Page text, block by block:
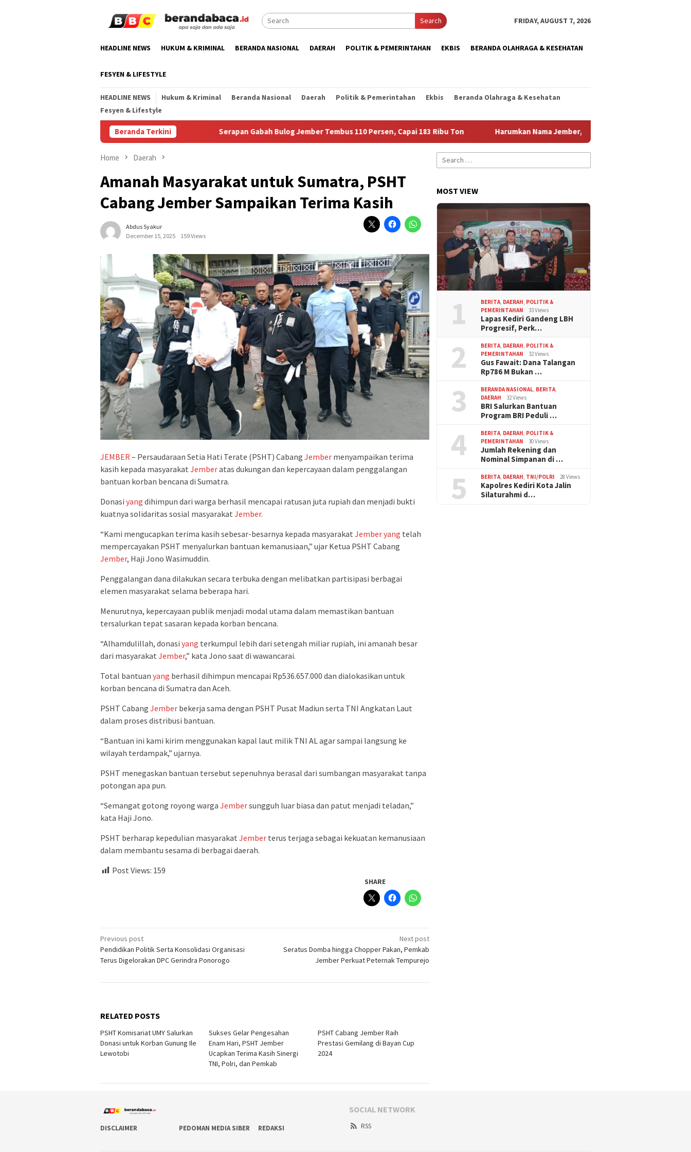
Search FRIDAY, AUGUST 7, 2026
HEADLINE NEWS HUKUM & KRIMINAL BERANDA NASIONAL DAERAH POLITIK & PEMERINTAHAN EKBIS BERANDA OLAHRAGA & KESEHATAN
FESYEN & LIFESTYLE
HEADLINE NEWS Hukum & Kriminal Beranda Nasional Daerah Politik & Pemerintahan Ekbis
Beranda Olahraga & Kesehatan
Fesyen & Lifestyle
Beranda Terkini Serapan Gabah Bulog Jember Tembus 110 Persen, Capai 183 Ribu Ton Harumkan Nama Jember, Diani Siap Jalani Seleksi Paskib Tingkat
Home Daerah
Amanah Masyarakat untuk Sumatra, PSHT
Cabang Jember Sampaikan Terima Kasih
Abdus Syakur
December 15, 2025
159 Views
JEMBER – Persaudaraan Setia Hati Terate (PSHT) Cabang Jember menyampaikan terima
kasih kepada masyarakat Jemberatas dukungan dan kepercayaan dalam penggalangan
bantuan korban bencana di Sumatra.
Donasi yang dihimpun dari warga berhasil mencapai ratusan juta rupiah dan menjadi bukti
kuatnya solidaritas sosial masyarakat Jember.
“Kami mengucapkan terima kasih sebesar-besarnya kepada masyarakat Jemberyang telah
mempercayakan PSHT menyalurkan bantuan kemanusiaan,” ujar Ketua PSHT Cabang
Jember, Haji Jono Wasimuddin.
Penggalangan dana dilakukan secara terbuka dengan melibatkan partisipasi berbagai
elemen masyarakat selama beberapa hari.
Menurutnya, kepercayaan publik menjadi modal utama dalam memastikan bantuan
tersalurkan tepat sasaran kepada korban bencana.
“Alhamdulillah, donasi yang terkumpul lebih dari setengah miliar rupiah, ini amanah besar
dari masyarakat Jember,” kata Jono saat di wawancarai.
Total bantuan yang berhasil dihimpun mencapai Rp536.657.000 dan dialokasikan untuk
korban bencana di Sumatra dan Aceh.
PSHT Cabang Jember bekerja sama dengan PSHT Pusat Madiun serta TNI Angkatan Laut
dalam proses distribusi bantuan.
“Bantuan ini kami kirim menggunakan kapal laut milik TNI AL agar sampai langsung ke
wilayah terdampak,” ujarnya.
PSHT menegaskan bantuan tersebut sepenuhnya berasal dari sumbangan masyarakat tanpa
potongan apa pun.
“Semangat gotong royong warga Jembersungguh luar biasa dan patut menjadi teladan,”
kata Haji Jono.
PSHT berharap kepedulian masyarakat Jember terus terjaga sebagai kekuatan kemanusiaan
dalam membantu sesama di berbagai daerah.
Post Views: 159
SHARE
Post
navigation
Previous post
Pendidikan Politik Serta Konsolidasi Organisasi
Terus Digelorakan DPC Gerindra Ponorogo
Next post
Seratus Domba hingga Chopper Pakan, Pemkab
Jember Perkuat Peternak Tempurejo
RELATED POSTS
PSHT Komisariat UMY Salurkan
Donasi untuk Korban Gunung Ile
Lewotobi
Sukses Gelar Pengesahan
Enam Hari, PSHT Jember
Ucapkan Terima Kasih Sinergi
TNI, Polri, dan Pemkab
PSHT Cabang Jember Raih
Prestasi Gemilang di Bayan Cup
2024
Search
for:
MOST VIEW
1 BERITA DAERAH POLITIK &
PEMERINTAHAN
33 Views
Lapas Kediri Gandeng LBH
Progresif, Perk…
2 BERITA DAERAH POLITIK &
PEMERINTAHAN
32 Views
Gus Fawait: Dana Talangan
Rp786 M Bukan …
3 BERANDA NASIONAL BERITA
DAERAH
32 Views
BRI Salurkan Bantuan
Program BRI Peduli …
4 BERITA DAERAH POLITIK &
PEMERINTAHAN
30 Views
Jumlah Rekening dan
Nominal Simpanan di …
5 BERITA DAERAH TNI/POLRI 28 Views
Kapolres Kediri Kota Jalin
Silaturahmi d…
DISCLAIMER PEDOMAN MEDIA SIBER REDAKSI
SOCIAL NETWORK
RSS